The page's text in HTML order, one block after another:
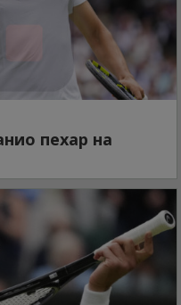
пехар на